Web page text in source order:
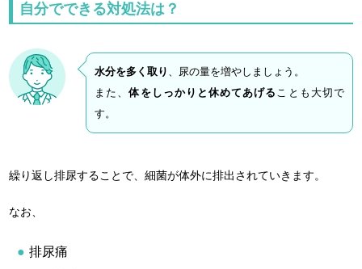
自分でできる対処法は？
水分を多く取り 、尿の量を増やしましょう。
また、体をしっかりと休めてあげる ことも大切で
す。
繰り返し排尿することで、細菌が体外に排出されていきます。
なお、
排尿痛